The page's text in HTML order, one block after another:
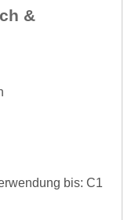
&
bis: C1